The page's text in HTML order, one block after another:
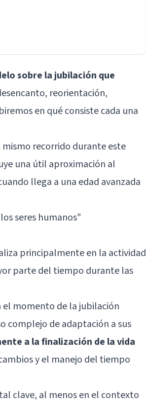
sobre la jubilación que
reorientación,
en qué consiste cada una
recorrido durante este
una útil aproximación al
llega a una edad avanzada
seres humanos"
principalmente en la actividad
parte del tiempo durante las
momento de la jubilación
complejo de adaptación a sus
a la finalización de la vida
y el manejo del tiempo
clave, al menos en el contexto